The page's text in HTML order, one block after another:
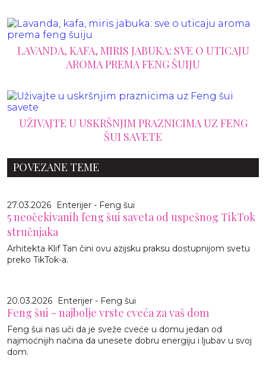
LAVANDA, KAFA, MIRIS JABUKA: SVE O UTICAJU
AROMA PREMA FENG ŠUIJU
UŽIVAJTE U USKRŠNJIM PRAZNICIMA UZ FENG
ŠUI SAVETE
POVEZANE TEME
27.03.2026 Enterijer - Feng šui
5 neočekivanih feng šui saveta od uspešnog TikTok
stručnjaka
Arhitekta Klif Tan čini ovu azijsku praksu dostupnijom svetu
preko TikTok-a.
20.03.2026 Enterijer - Feng šui
Feng šui - najbolje vrste cveća za vaš dom
Feng šui nas uči da je sveže cveće u domu jedan od
najmoćnijih načina da unesete dobru energiju i ljubav u svoj
dom.